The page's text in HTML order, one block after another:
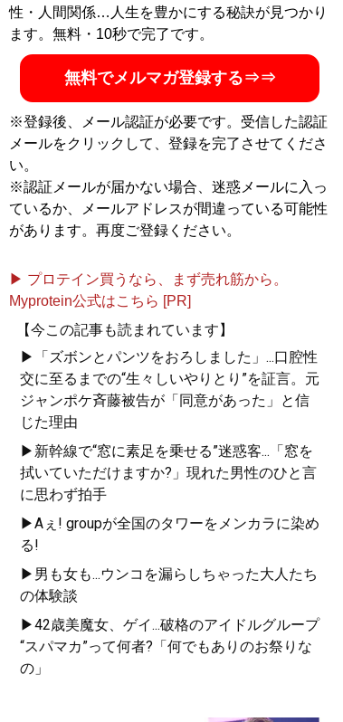
性・人間関係…人生を豊かにする秘訣が見つかり
ます。無料・10秒で完了です。
無料でメルマガ登録する⇒⇒
※登録後、メール認証が必要です。受信した認証
メールをクリックして、登録を完了させてくださ
い。
※認証メールが届かない場合、迷惑メールに入っ
ているか、メールアドレスが間違っている可能性
があります。再度ご登録ください。
▶ プロテイン買うなら、まず売れ筋から。
Myprotein公式はこちら [PR]
【今この記事も読まれています】
▶「ズボンとパンツをおろしました」...口腔性
交に至るまでの“生々しいやりとり”を証言。元
ジャンポケ斉藤被告が「同意があった」と信
じた理由
▶新幹線で“窓に素足を乗せる”迷惑客...「窓を
拭いていただけますか?」現れた男性のひと言
に思わず拍手
▶Aぇ! groupが全国のタワーをメンカラに染め
る!
▶男も女も...ウンコを漏らしちゃった大人たち
の体験談
▶42歳美魔女、ゲイ...破格のアイドルグループ
“スパマカ”って何者?「何でもありのお祭りな
の」